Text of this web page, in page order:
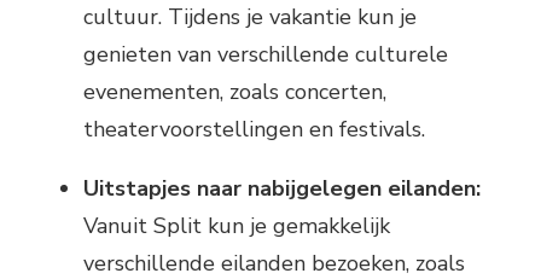
cultuur. Tijdens je vakantie kun je
genieten van verschillende culturele
evenementen, zoals concerten,
theatervoorstellingen en festivals.
Uitstapjes naar nabijgelegen eilanden:
Vanuit Split kun je gemakkelijk
verschillende eilanden bezoeken, zoals